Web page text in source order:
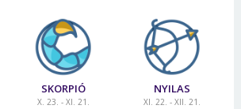
SKORPIÓ
X. 23. - XI. 21.
NYILAS
XI. 22. - XII. 21.